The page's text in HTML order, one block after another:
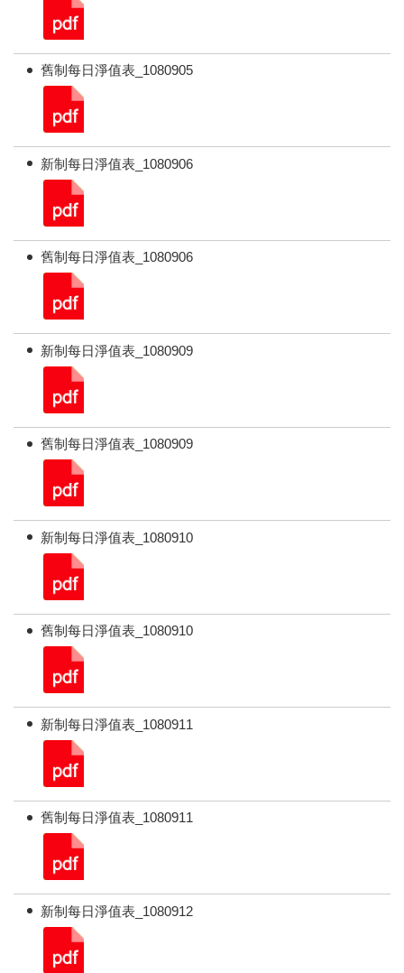
舊制每日淨值表_1080905
新制每日淨值表_1080906
舊制每日淨值表_1080906
新制每日淨值表_1080909
舊制每日淨值表_1080909
新制每日淨值表_1080910
舊制每日淨值表_1080910
新制每日淨值表_1080911
舊制每日淨值表_1080911
新制每日淨值表_1080912